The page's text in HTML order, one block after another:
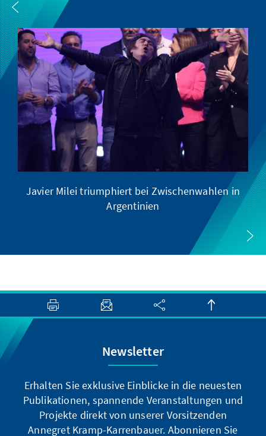
Javier Milei triumphiert bei Zwischenwahlen in
Argentinien
Newsletter
Erhalten Sie exklusive Einblicke in die neuesten
Publikationen, spannende Veranstaltungen und
Projekte direkt von unserer Vorsitzenden
Annegret Kramp-Karrenbauer. Abonnieren Sie